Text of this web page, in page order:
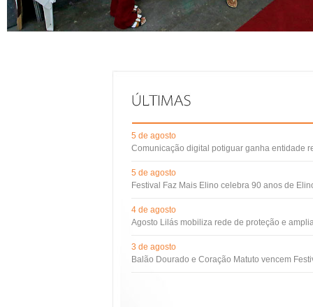
5 de agosto
Comunicação digital potiguar ganha entidade
5 de agosto
Festival Faz Mais Elino celebra 90 anos de
4 de agosto
Agosto Lilás mobiliza rede de proteção e
3 de agosto
Balão Dourado e Coração Matuto vencem